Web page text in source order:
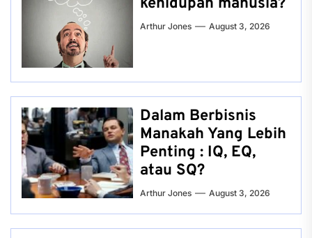
kehidupan manusia?
Arthur Jones August 3, 2026
Dalam Berbisnis
Manakah Yang Lebih
Penting : IQ, EQ,
atau SQ?
Arthur Jones August 3, 2026